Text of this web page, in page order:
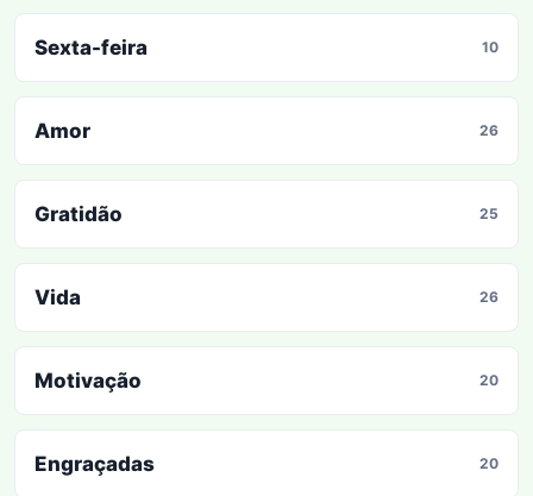
Sexta-feira 10
Amor 26
Gratidão 25
Vida 26
Motivação 20
Engraçadas 20